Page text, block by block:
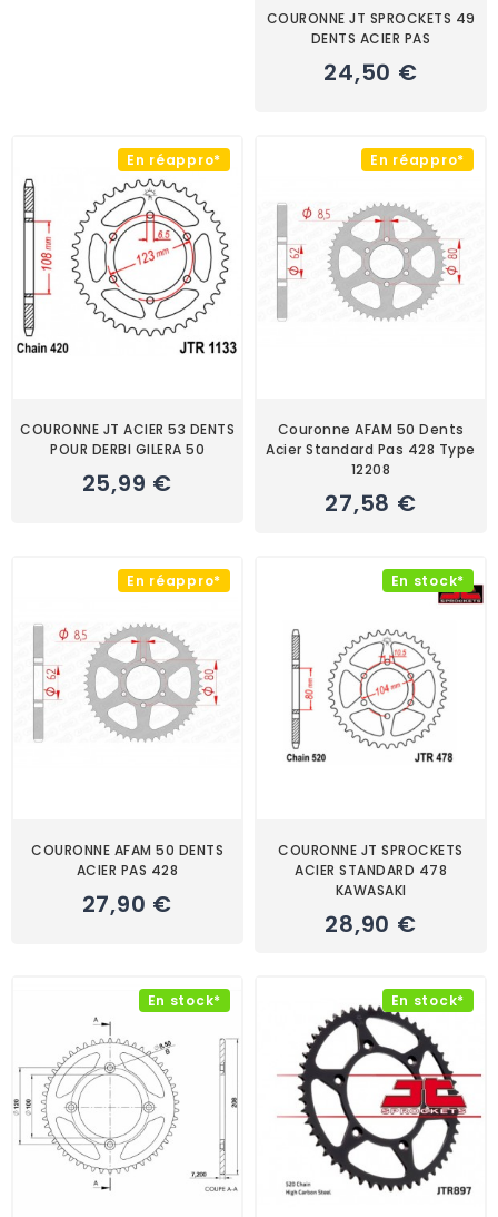
COURONNE JT SPROCKETS 49
DENTS ACIER PAS
24,50 €
En réappro*
COURONNE JT ACIER 53 DENTS
POUR DERBI GILERA 50
25,99 €
En réappro*
Couronne AFAM 50 Dents
Acier Standard Pas 428 Type
12208
27,58 €
En réappro*
COURONNE AFAM 50 DENTS
ACIER PAS 428
27,90 €
En stock*
COURONNE JT SPROCKETS
ACIER STANDARD 478
KAWASAKI
28,90 €
En stock* En stock*